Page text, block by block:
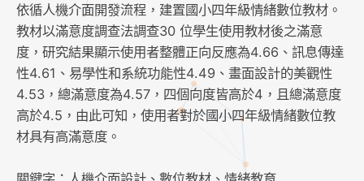
依循人機介面開發流程，建置國小四年級情緒數位教材。
教材以滿意度調查法調查30 位學生使用教材後之滿意
度，研究結果顯示使用者整體正向反應為4.66、訊息傳達
性4.61、易學性和系統功能性4.49、畫面設計的美觀性
4.53，總滿意度為4.57，四個向度皆高於4，且總滿意度
高於4.5，由此可知，使用者對於國小四年級情緒數位教
材具有高滿意度。